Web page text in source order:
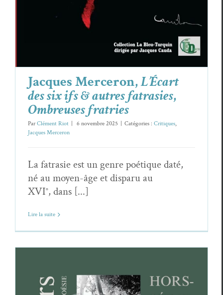
Jacques Merceron,L’Écart
des six ifs & autres fatrasies,
Ombreuses fratries
ParClément Riot 6 novembre 2025 Catégories : Critiques,
Jacques Merceron
La fatrasie est un genre poétique daté,
né au moyen-âge et disparu au
XVI°, dans [...]
Lire la suite